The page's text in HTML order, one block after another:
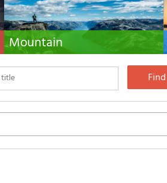
Mountain
Alpine guides, hiking guides, technical manuals
for summer and winter mountaineering.
Mountain literature and filmography